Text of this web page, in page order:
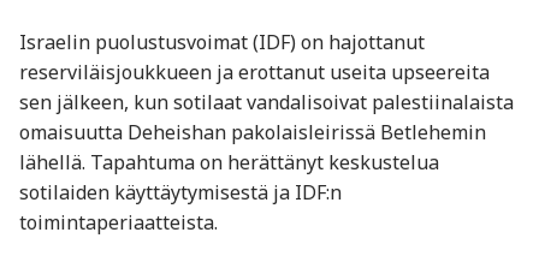
Israelin puolustusvoimat (IDF) on hajottanut
reserviläisjoukkueen ja erottanut useita upseereita
sen jälkeen, kun sotilaat vandalisoivat palestiinalaista
omaisuutta Deheishan pakolaisleirissä Betlehemin
lähellä. Tapahtuma on herättänyt keskustelua
sotilaiden käyttäytymisestä ja IDF:n
toimintaperiaatteista. ​